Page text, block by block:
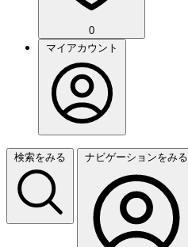
0
マイアカウント
検索をみる ナビゲーションをみる